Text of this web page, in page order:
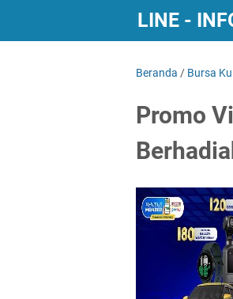
KUIS ONLINE -
Beranda / Bursa
Promo